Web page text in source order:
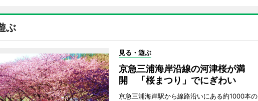
ぶ
見る・遊ぶ
京急三浦海岸沿線の河津桜が満
開 「桜まつり」でにぎわい
京急三浦海岸駅から線路沿いにある約1000本の